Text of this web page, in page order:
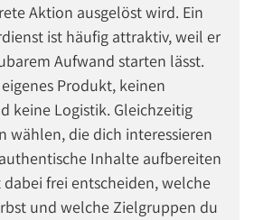
Aktion ausgelöst wird. Ein
ist häufig attraktiv, weil er
Aufwand starten lässt.
Produkt, keinen
keine Logistik. Gleichzeitig
wählen, die dich interessieren
Inhalte aufbereiten
frei entscheiden, welche
und welche Zielgruppen du